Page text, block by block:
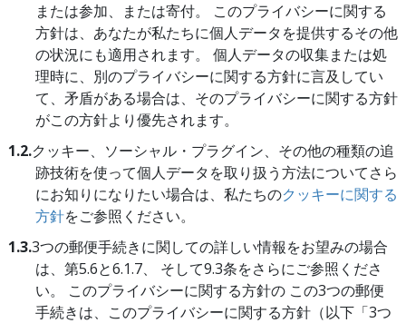
または参加、または寄付。 このプライバシーに関する
方針は、あなたが私たちに個人データを提供するその他
の状況にも適用されます。 個人データの収集または処
理時に、別のプライバシーに関する方針に言及してい
て、矛盾がある場合は、そのプライバシーに関する方針
がこの方針より優先されます。
1.2.クッキー、ソーシャル・プラグイン、その他の種類の追
跡技術を使って個人データを取り扱う方法についてさら
にお知りになりたい場合は、私たちのクッキーに関する
方針をご参照ください。
1.3.3つの郵便手続きに関しての詳しい情報をお望みの場合
は、第5.6と6.1.7、 そして9.3条をさらにご参照くださ
い。 このプライバシーに関する方針の この3つの郵便
手続きは、このプライバシーに関する方針（以下「3つ